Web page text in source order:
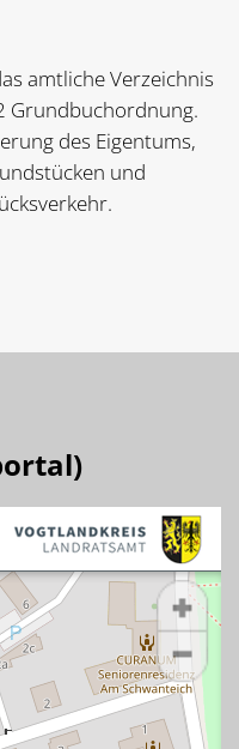
amtliche Verzeichnis
Grundbuchordnung.
des Eigentums,
und